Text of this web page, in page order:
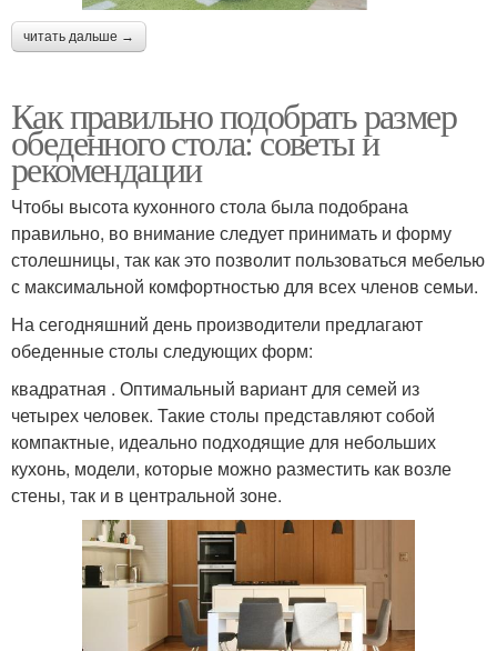
читать дальше →
Как правильно подобрать размер
обеденного стола: советы и
рекомендации
Чтобы высота кухонного стола была подобрана
правильно, во внимание следует принимать и форму
столешницы, так как это позволит пользоваться мебелью
с максимальной комфортностью для всех членов семьи.
На сегодняшний день производители предлагают
обеденные столы следующих форм:
квадратная . Оптимальный вариант для семей из
четырех человек. Такие столы представляют собой
компактные, идеально подходящие для небольших
кухонь, модели, которые можно разместить как возле
стены, так и в центральной зоне.